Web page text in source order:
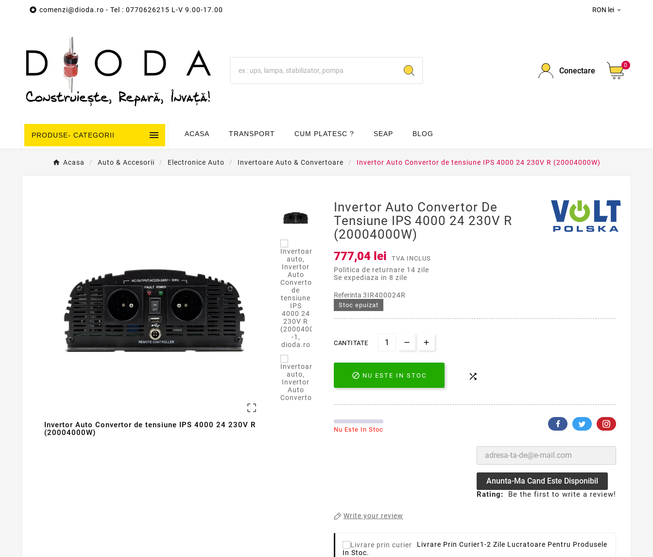
 comenzi@dioda.ro - Tel : 0770626215 L-V 9.00-17.00 RON lei 
Conectare
0
PRODUSE- CATEGORII  ACASA TRANSPORT CUM PLATESC ? SEAP BLOG
Acasa Auto & Accesorii Electronice Auto Invertoare Auto & Convertoare Invertor Auto Convertor de tensiune IPS 4000 24 230V R (20004000W)

Invertor Auto Convertor de tensiune IPS 4000 24 230V R
(20004000W)
Invertor Auto Convertor De
Tensiune IPS 4000 24 230V R
(20004000W)
777,04 lei TVA INCLUS
Politica de returnare 14 zile
Se expediaza in 8 zile
Referinta 3IR400024R
Stoc epuizat
CANTITATE
 NU ESTE IN STOC 
Nu Este In Stoc
Anunta-Ma Cand Este Disponibil
Rating: Be the first to write a review!
Write your review
Livrare Prin Curier1-2 Zile Lucratoare Pentru Produsele
In Stoc.